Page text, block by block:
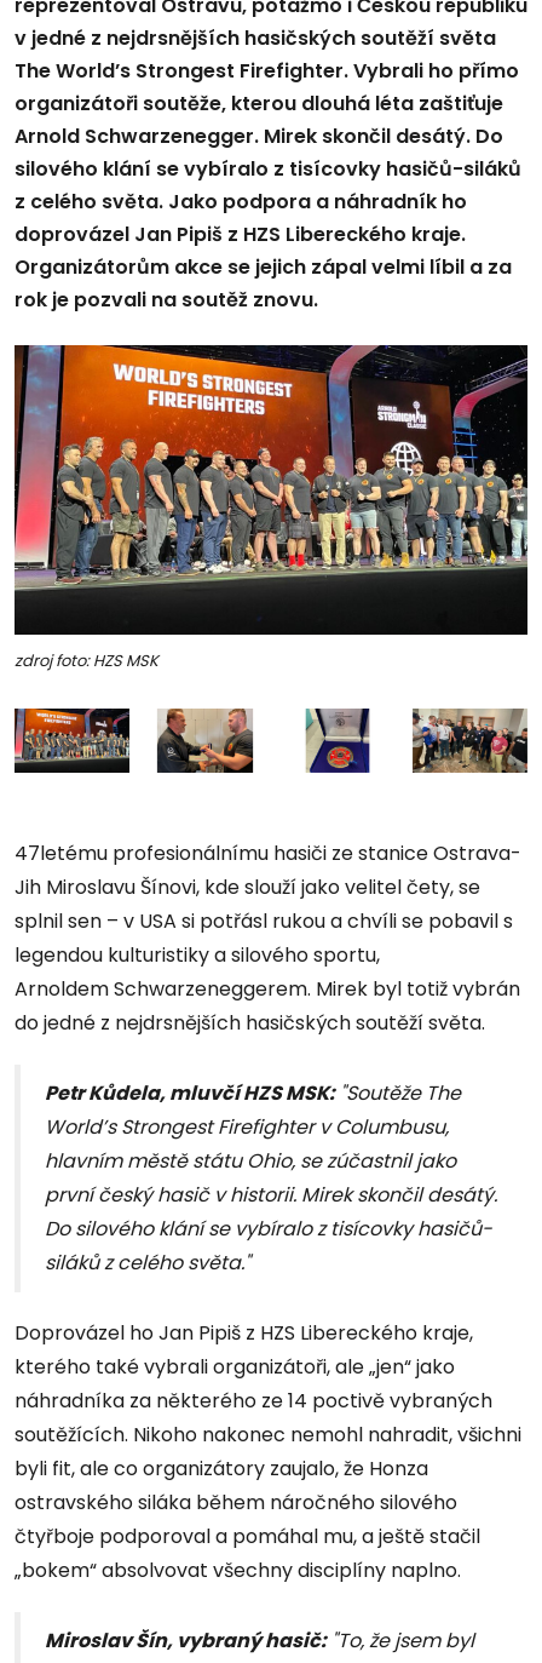
reprezentoval Ostravu, potažmo i Českou republiku
v jedné z nejdrsnějších hasičských soutěží světa
The World’s Strongest Firefighter. Vybrali ho přímo
organizátoři soutěže, kterou dlouhá léta zaštiťuje
Arnold Schwarzenegger. Mirek skončil desátý. Do
silového klání se vybíralo z tisícovky hasičů-siláků
z celého světa. Jako podpora a náhradník ho
doprovázel Jan Pipiš z HZS Libereckého kraje.
Organizátorům akce se jejich zápal velmi líbil a za
rok je pozvali na soutěž znovu.
zdroj foto: HZS MSK
47letému profesionálnímu hasiči ze stanice Ostrava-
Jih Miroslavu Šínovi, kde slouží jako velitel čety, se
splnil sen – v USA si potřásl rukou a chvíli se pobavil s
legendou kulturistiky a silového sportu,
Arnoldem Schwarzeneggerem. Mirek byl totiž vybrán
do jedné z nejdrsnějších hasičských soutěží světa.
Petr Kůdela, mluvčí HZS MSK:"Soutěže The
World’s Strongest Firefighter v Columbusu,
hlavním městě státu Ohio, se zúčastnil jako
první český hasič v historii. Mirek skončil desátý.
Do silového klání se vybíralo z tisícovky hasičů-
siláků z celého světa."
Doprovázel ho Jan Pipiš z HZS Libereckého kraje,
kterého také vybrali organizátoři, ale „jen“ jako
náhradníka za některého ze 14 poctivě vybraných
soutěžících. Nikoho nakonec nemohl nahradit, všichni
byli fit, ale co organizátory zaujalo, že Honza
ostravského siláka během náročného silového
čtyřboje podporoval a pomáhal mu, a ještě stačil
„bokem“ absolvovat všechny disciplíny naplno.
Miroslav Šín, vybraný hasič:"To, že jsem byl